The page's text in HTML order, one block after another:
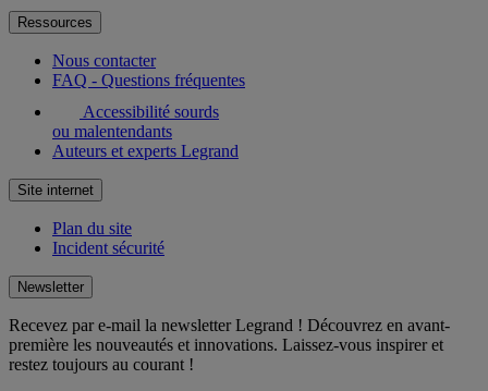
Ressources
Nous contacter
FAQ - Questions fréquentes
Accessibilité sourds
ou malentendants
Auteurs et experts Legrand
Site internet
Plan du site
Incident sécurité
Newsletter
Recevez par e-mail la newsletter Legrand ! Découvrez en avant-
première les nouveautés et innovations. Laissez-vous inspirer et
restez toujours au courant !